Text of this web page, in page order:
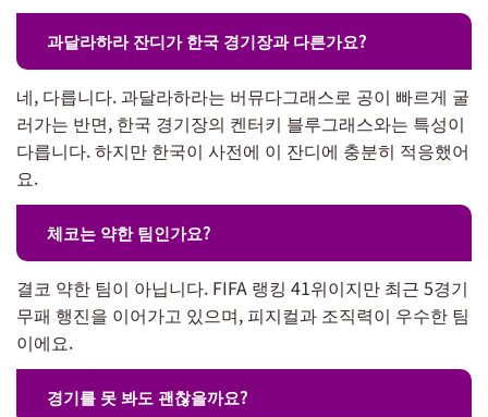
과달라하라 잔디가 한국 경기장과 다른가요?
네, 다릅니다. 과달라하라는 버뮤다그래스로 공이 빠르게 굴
러가는 반면, 한국 경기장의 켄터키 블루그래스와는 특성이
다릅니다. 하지만 한국이 사전에 이 잔디에 충분히 적응했어
요.
체코는 약한 팀인가요?
결코 약한 팀이 아닙니다. FIFA 랭킹 41위이지만 최근 5경기
무패 행진을 이어가고 있으며, 피지컬과 조직력이 우수한 팀
이에요.
경기를 못 봐도 괜찮을까요?